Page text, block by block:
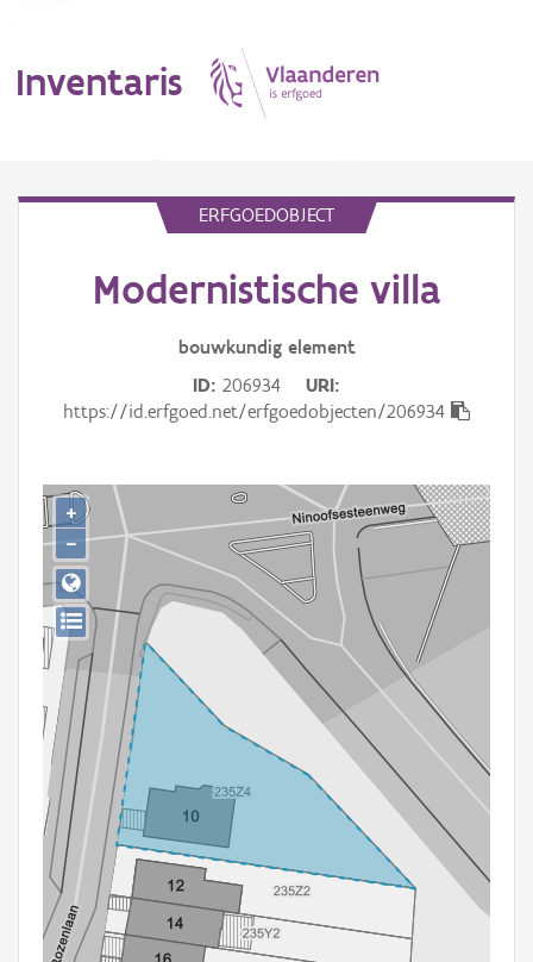
Inventaris
Erfgoedobject
Gebeurtenis
Persoon of collectief
Downloads
Hergebruik
Aanmelden
ERFGOEDOBJECT
Modernistische villa
bouwkundig element
ID 206934
URI
https://id.erfgoed.net/erfgoedobjecten/206934
+
−